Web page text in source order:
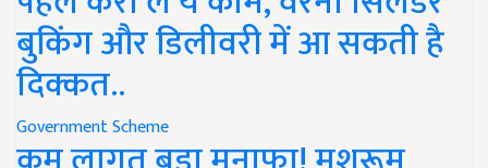
बुकिंग और डिलीवरी में आ सकती है
दिक्कत..
Government Scheme